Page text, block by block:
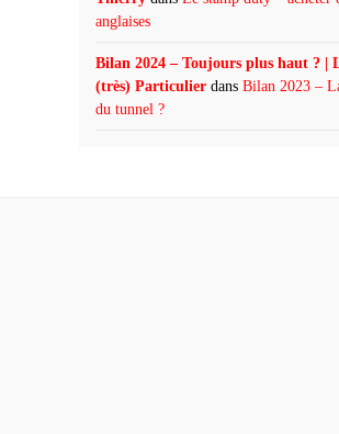
anglaises
Bilan 2024 – Toujours plus haut ? |
(très) Particulier dans Bilan 2023 –
du tunnel ?